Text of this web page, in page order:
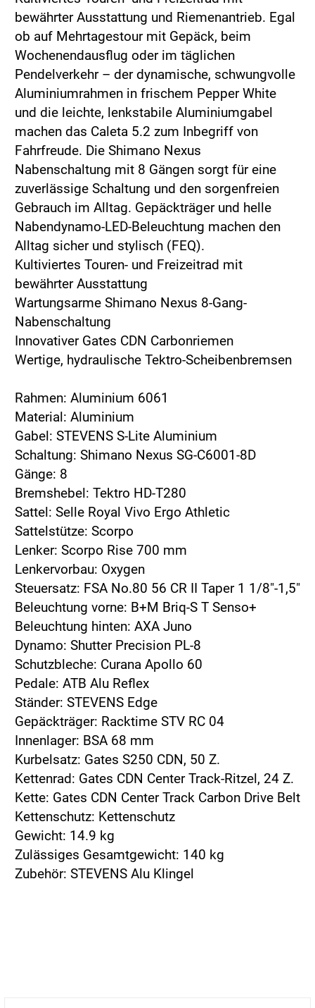
bewährter Ausstattung und Riemenantrieb. Egal
ob auf Mehrtagestour mit Gepäck, beim
Wochenendausflug oder im täglichen
Pendelverkehr – der dynamische, schwungvolle
Aluminiumrahmen in frischem Pepper White
und die leichte, lenkstabile Aluminiumgabel
machen das Caleta 5.2 zum Inbegriff von
Fahrfreude. Die Shimano Nexus
Nabenschaltung mit 8 Gängen sorgt für eine
zuverlässige Schaltung und den sorgenfreien
Gebrauch im Alltag. Gepäckträger und helle
Nabendynamo-LED-Beleuchtung machen den
Alltag sicher und stylisch (FEQ).
Kultiviertes Touren- und Freizeitrad mit
bewährter Ausstattung
Wartungsarme Shimano Nexus 8-Gang-
Nabenschaltung
Innovativer Gates CDN Carbonriemen
Wertige, hydraulische Tektro-Scheibenbremsen
Rahmen: Aluminium 6061
Material: Aluminium
Gabel: STEVENS S-Lite Aluminium
Schaltung: Shimano Nexus SG-C6001-8D
Gänge: 8
Bremshebel: Tektro HD-T280
Sattel: Selle Royal Vivo Ergo Athletic
Sattelstütze: Scorpo
Lenker: Scorpo Rise 700 mm
Lenkervorbau: Oxygen
Steuersatz: FSA No.80 56 CR II Taper 1 1/8"-1,5"
Beleuchtung vorne: B+M Briq-S T Senso+
Beleuchtung hinten: AXA Juno
Dynamo: Shutter Precision PL-8
Schutzbleche: Curana Apollo 60
Pedale: ATB Alu Reflex
Ständer: STEVENS Edge
Gepäckträger: Racktime STV RC 04
Innenlager: BSA 68 mm
Kurbelsatz: Gates S250 CDN, 50 Z.
Kettenrad: Gates CDN Center Track-Ritzel, 24 Z.
Kette: Gates CDN Center Track Carbon Drive Belt
Kettenschutz: Kettenschutz
Gewicht: 14.9 kg
Zulässiges Gesamtgewicht: 140 kg
Zubehör: STEVENS Alu Klingel